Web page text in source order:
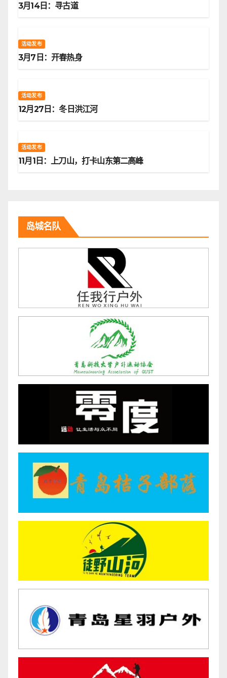
3月14日：寻古道
活动发布
3月7日：开春热身
活动发布
12月27日：冬日洪江河
活动发布
11月1日：上刀山，打卡山东第二高峰
岛城名队